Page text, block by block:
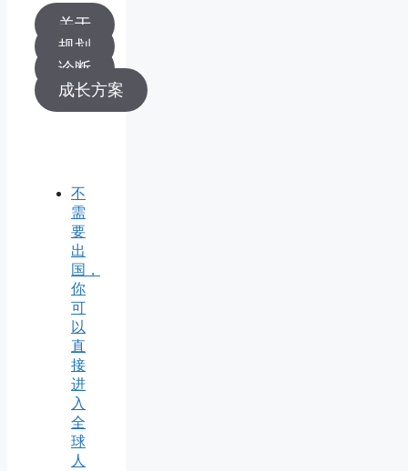
关于
规划
诊断
成长方案
不
需
要
出
国，
你
可
以
直
接
进
入
全
球
人